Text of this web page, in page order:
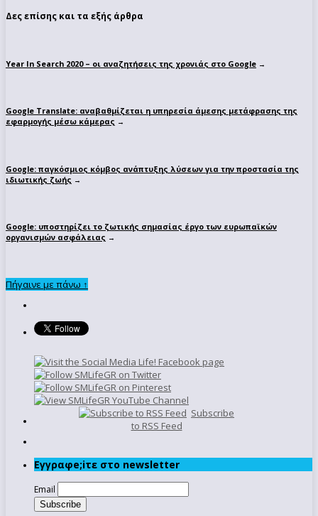
Δες επίσης και τα εξής άρθρα
Year In Search 2020 – οι αναζητήσεις της χρονιάς στο Google →
Google Translate: αναβαθμίζεται η υπηρεσία άμεσης μετάφρασης της
εφαρμογής μέσω κάμερας →
Google: παγκόσμιος κόμβος ανάπτυξης λύσεων για την προστασία της
ιδιωτικής ζωής →
Google: υποστηρίζει το ζωτικής σημασίας έργο των ευρωπαϊκών
οργανισμών ασφάλειας →
Πήγαινε με πάνω ↑
Subscribe
to RSS Feed
Εγγραφe;iτε στο newsletter
Email